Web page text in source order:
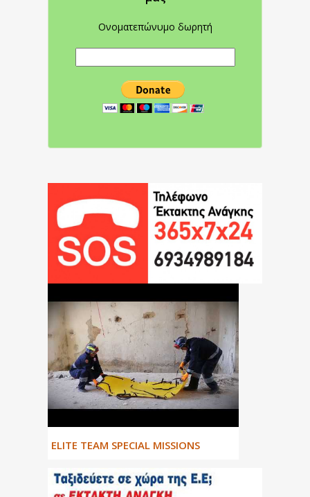
Ονοματεπώνυμο δωρητή
ΕLITE TEAM SPECIAL MISSIONS